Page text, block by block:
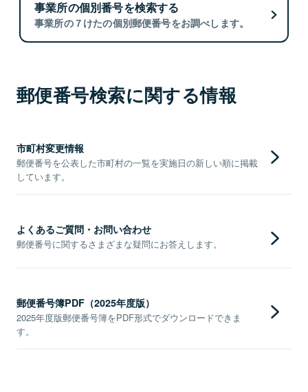
事業所の個別番号を検索する
事業所の７けたの個別郵便番号をお調べします。
郵便番号検索に関する情報
市町村変更情報
郵便番号を公表した市町村の一覧を実施日の新しい順に掲載
しています。
よくあるご質問・お問い合わせ
郵便番号に関するさまざまな疑問にお答えします。
郵便番号簿PDF（2025年度版）
2025年度版郵便番号簿をPDF形式でダウンロードできま
す。